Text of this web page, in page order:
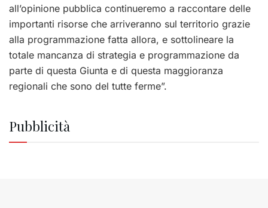
all’opinione pubblica continueremo a raccontare delle
importanti risorse che arriveranno sul territorio grazie
alla programmazione fatta allora, e sottolineare la
totale mancanza di strategia e programmazione da
parte di questa Giunta e di questa maggioranza
regionali che sono del tutte ferme”.
Pubblicità